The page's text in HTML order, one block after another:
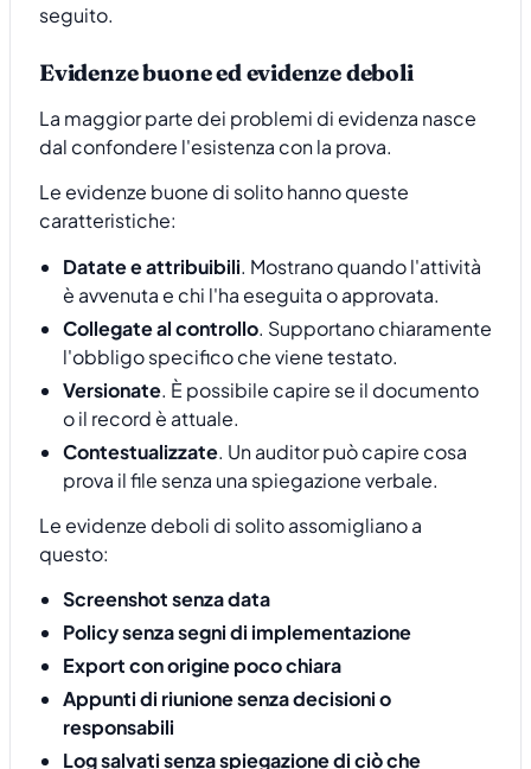
seguito.
Evidenze buone ed evidenze deboli
La maggior parte dei problemi di evidenza nasce
dal confondere l'esistenza con la prova.
Le evidenze buone di solito hanno queste
caratteristiche:
Datate e attribuibili. Mostrano quando l'attività
è avvenuta e chi l'ha eseguita o approvata.
Collegate al controllo. Supportano chiaramente
l'obbligo specifico che viene testato.
Versionate. È possibile capire se il documento
o il record è attuale.
Contestualizzate. Un auditor può capire cosa
prova il file senza una spiegazione verbale.
Le evidenze deboli di solito assomigliano a
questo:
Screenshot senza data
Policy senza segni di implementazione
Export con origine poco chiara
Appunti di riunione senza decisioni o
responsabili
Log salvati senza spiegazione di ciò che